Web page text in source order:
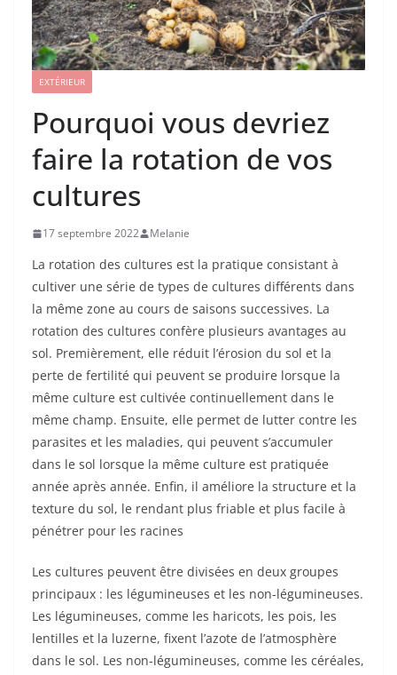
EXTÉRIEUR
Pourquoi vous devriez
faire la rotation de vos
cultures
17 septembre 2022 Melanie
La rotation des cultures est la pratique consistant à
cultiver une série de types de cultures différents dans
la même zone au cours de saisons successives. La
rotation des cultures confère plusieurs avantages au
sol. Premièrement, elle réduit l’érosion du sol et la
perte de fertilité qui peuvent se produire lorsque la
même culture est cultivée continuellement dans le
même champ. Ensuite, elle permet de lutter contre les
parasites et les maladies, qui peuvent s’accumuler
dans le sol lorsque la même culture est pratiquée
année après année. Enfin, il améliore la structure et la
texture du sol, le rendant plus friable et plus facile à
pénétrer pour les racines
Les cultures peuvent être divisées en deux groupes
principaux : les légumineuses et les non-légumineuses.
Les légumineuses, comme les haricots, les pois, les
lentilles et la luzerne, fixent l’azote de l’atmosphère
dans le sol. Les non-légumineuses, comme les céréales,